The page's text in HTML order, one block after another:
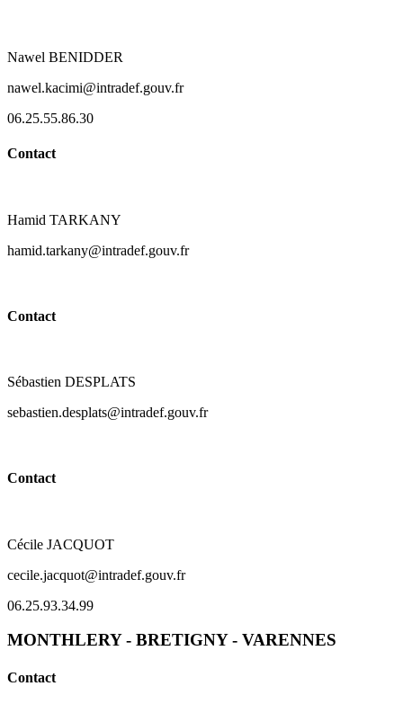
Nawel BENIDDER
nawel.kacimi@intradef.gouv.fr
06.25.55.86.30
Contact
Hamid TARKANY
hamid.tarkany@intradef.gouv.fr
Contact
Sébastien DESPLATS
sebastien.desplats@intradef.gouv.fr
Contact
Cécile JACQUOT
cecile.jacquot@intradef.gouv.fr
06.25.93.34.99
MONTHLERY - BRETIGNY - VARENNES
Contact